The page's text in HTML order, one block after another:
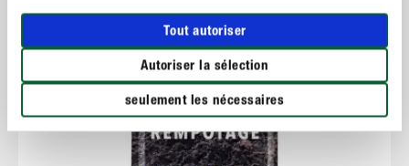
Tout autoriser
Autoriser la sélection
seulement les nécessaires